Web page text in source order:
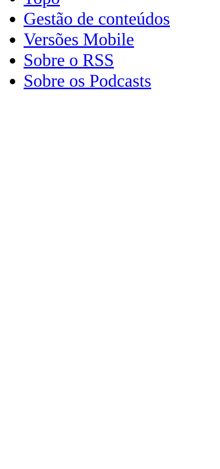
Gestão de conteúdos
Versões Mobile
Sobre o RSS
Sobre os Podcasts